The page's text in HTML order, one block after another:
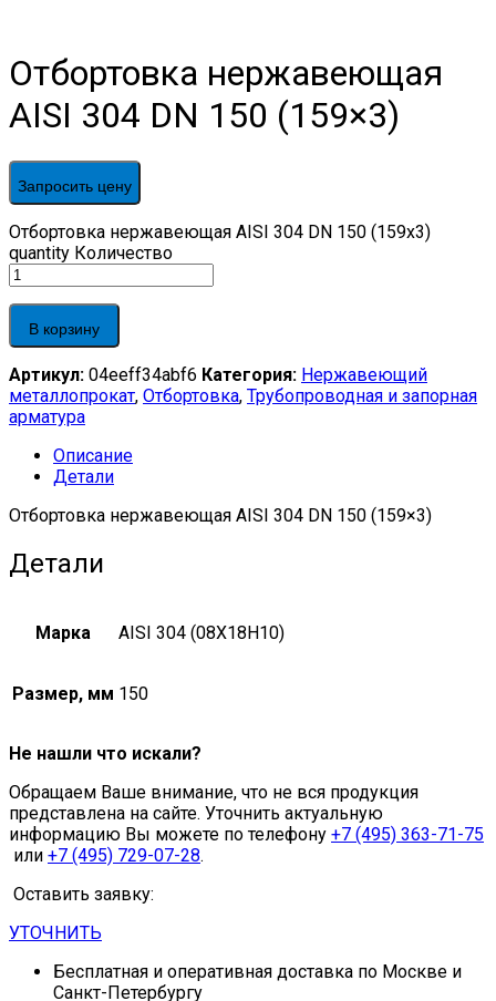
Отбортовка нержавеющая
AISI 304 DN 150 (159×3)
Запросить цену
Отбортовка нержавеющая AISI 304 DN 150 (159x3)
quantity Количество
В корзину
Артикул: 04eeff34abf6 Категория: Нержавеющий
металлопрокат, Отбортовка, Трубопроводная и запорная
арматура
Описание
Детали
Отбортовка нержавеющая AISI 304 DN 150 (159×3)
Детали
Марка AISI 304 (08Х18Н10)
Размер, мм 150
Не нашли что искали?
Обращаем Ваше внимание, что не вся продукция
представлена на сайте. Уточнить актуальную
информацию Вы можете по телефону +7 (495) 363-71-75
или +7 (495) 729-07-28.
Оставить заявку:
УТОЧНИТЬ
Бесплатная и оперативная доставка по Москве и
Санкт-Петербургу